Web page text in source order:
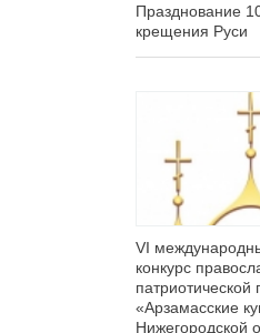
Празднование
крещения Руси
VI
конкурс
патриотической
«Арзамасские
Нижегородской